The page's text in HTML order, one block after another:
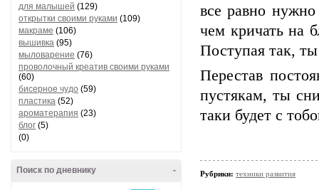
для малышей (129)
открытки своими руками (109)
макраме (106)
вышивка (95)
мыловарение (76)
проволочный креатив своими руками
(60)
бисерное чудо (59)
пластика (52)
ароматерапия (23)
блог (5)
(0)
-
Поиск по дневнику
все равно
чем кричать на
Поступая так,
Перестав
пустякам, ты
таки будет с
Рубрики: техники развития